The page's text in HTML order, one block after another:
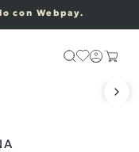
con Webpay.